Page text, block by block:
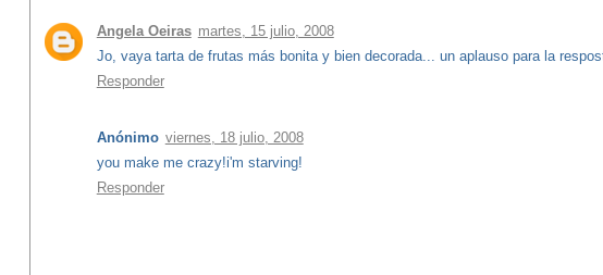
Angela Oeiras martes, 15 julio, 2008
Jo, vaya tarta de frutas más bonita y bien decorada... un aplauso para la
Responder
Anónimo viernes, 18 julio, 2008
you make me crazy!i'm starving!
Responder